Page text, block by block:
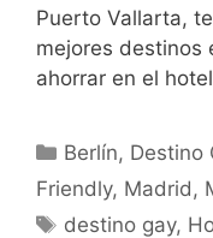
Puerto Vallarta,
mejores destinos
ahorrar en el
Categorías
Berlín, Destino
Friendly, Madrid ,
Etiquetas
destino gay,